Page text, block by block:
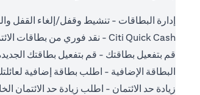
إدارة البطاقات - تنشيط وقفل/إلغاء القفل
Citi Quick Cash - نقد فوري من بطاقات الائتمان الخاصة بك، وفقًا لشروطك.
قم بتفعيل بطاقتك - قم بتفعيل بطاقتك
البطاقة الإضافية - اطلب بطاقة إضافية
زيادة حد الائتمان - اطلب زيادة حد الائتمان